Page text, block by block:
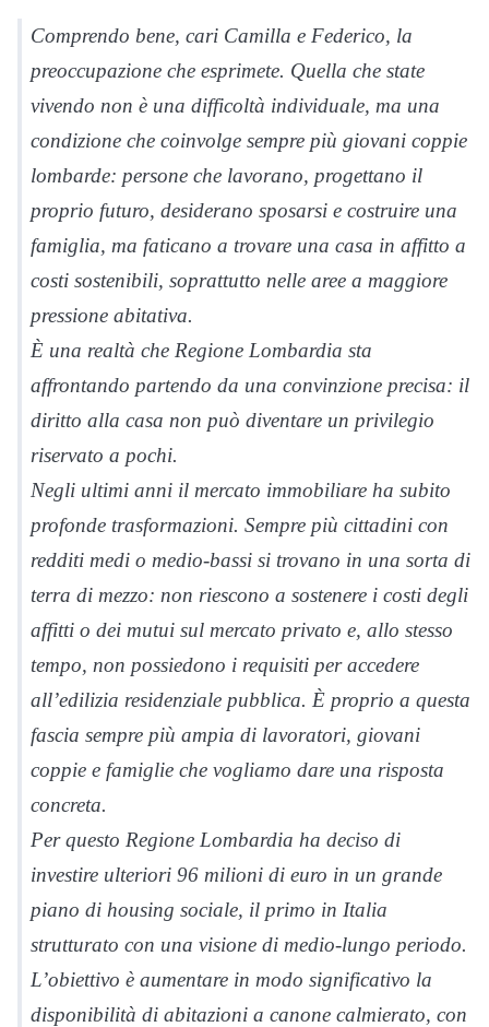
Comprendo bene, cari Camilla e Federico, la
preoccupazione che esprimete. Quella che state
vivendo non è una difficoltà individuale, ma una
condizione che coinvolge sempre più giovani coppie
lombarde: persone che lavorano, progettano il
proprio futuro, desiderano sposarsi e costruire una
famiglia, ma faticano a trovare una casa in affitto a
costi sostenibili, soprattutto nelle aree a maggiore
pressione abitativa.
È una realtà che Regione Lombardia sta
affrontando partendo da una convinzione precisa: il
diritto alla casa non può diventare un privilegio
riservato a pochi.
Negli ultimi anni il mercato immobiliare ha subito
profonde trasformazioni. Sempre più cittadini con
redditi medi o medio-bassi si trovano in una sorta di
terra di mezzo: non riescono a sostenere i costi degli
affitti o dei mutui sul mercato privato e, allo stesso
tempo, non possiedono i requisiti per accedere
all’edilizia residenziale pubblica. È proprio a questa
fascia sempre più ampia di lavoratori, giovani
coppie e famiglie che vogliamo dare una risposta
concreta.
Per questo Regione Lombardia ha deciso di
investire ulteriori 96 milioni di euro in un grande
piano di housing sociale, il primo in Italia
strutturato con una visione di medio-lungo periodo.
L’obiettivo è aumentare in modo significativo la
disponibilità di abitazioni a canone calmierato, con